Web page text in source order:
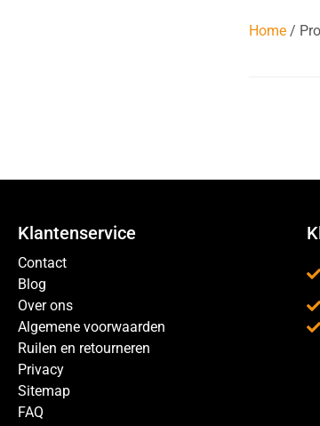
Home /
Klantenservice
Contact
Blog
Over ons
Algemene voorwaarden
Ruilen en retourneren
Privacy
Sitemap
FAQ